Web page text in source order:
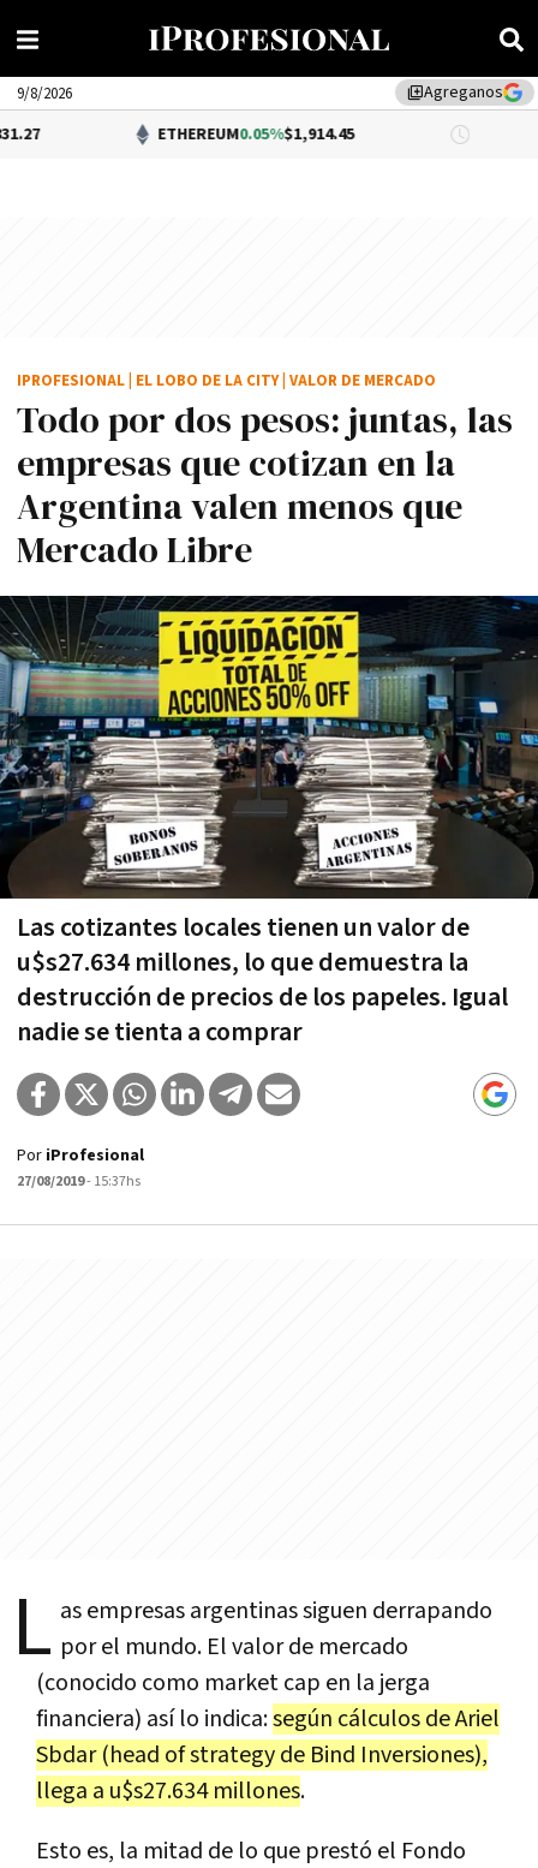
library_addAgreganos
9/8/2026
ETHEREUM0.05%$1,914.45 DÓLAR
Todo por dos pesos: juntas, las
empresas que cotizan en la
Argentina valen menos que
Mercado Libre
Las cotizantes locales tienen un valor de
u$s27.634 millones, lo que demuestra la
destrucción de precios de los papeles. Igual
nadie se tienta a comprar
IPROFESIONAL EL LOBO DE LA CITY VALOR DE MERCADO
Por iProfesional
27/08/2019- 15:37hs
L as empresas argentinas siguen derrapando
por el mundo. El valor de mercado
(conocido como market cap en la jerga
financiera) así lo indica:según cálculos de Ariel
Sbdar (head of strategy de Bind Inversiones),
llega a u$s27.634 millones.
Esto es, la mitad de lo que prestó el Fondo